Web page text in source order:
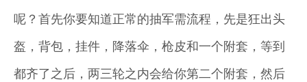
呢？首先你要知道正常的抽军需流程，先是狂出头
盔，背包，挂件，降落伞，枪皮和一个附套，等到
都齐了之后，两三轮之内会给你第二个附套，然后